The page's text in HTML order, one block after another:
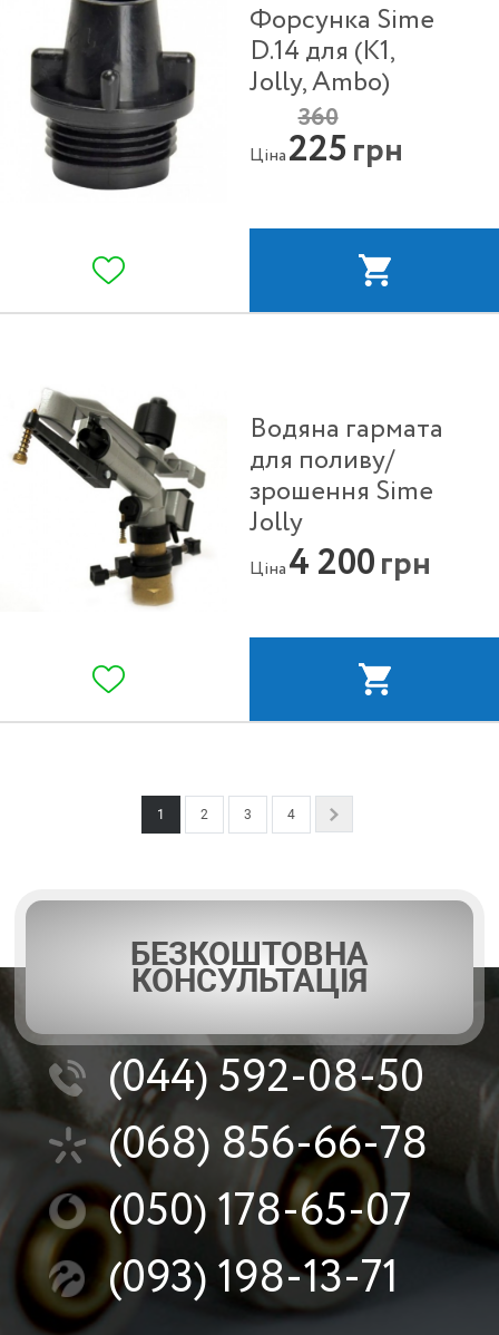
Форсунка Sime
D.14 для (K1,
Jolly, Ambo)
Ціна
360
225грн
Водяна гармата
для поливу/
зрошення Sime
Jolly
Ціна4 200грн
1 2 3
4
Next
БЕЗКОШТОВНА
КОНСУЛЬТАЦІЯ
(044)592-08-50
(068) 856-66-78
(050)178-65-07
(093)198-13-71